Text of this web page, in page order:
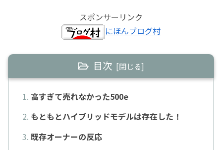
スポンサーリンク
にほんブログ村
目次
高すぎて売れなかった500e
もともとハイブリッドモデルは存在した！
既存オーナーの反応